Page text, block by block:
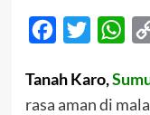
Facebook
Twitter
Tanah Karo,
rasa aman di